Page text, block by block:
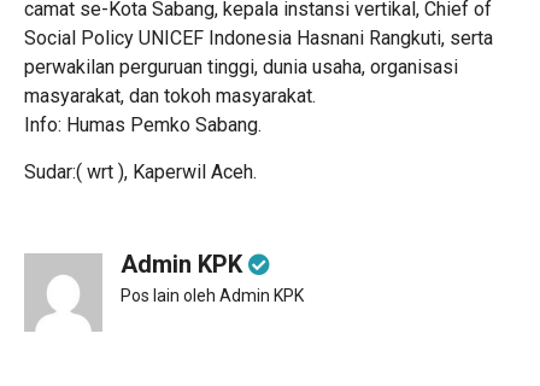
camat se-Kota Sabang, kepala instansi vertikal, Chief of
Social Policy UNICEF Indonesia Hasnani Rangkuti, serta
perwakilan perguruan tinggi, dunia usaha, organisasi
masyarakat, dan tokoh masyarakat.
Info: Humas Pemko Sabang.
Sudar:( wrt ), Kaperwil Aceh.
Admin KPK
Pos lain oleh Admin KPK